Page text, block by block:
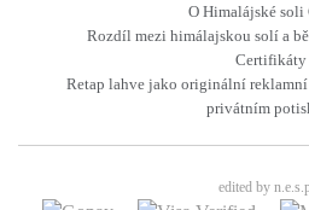
O Himalájské soli
Rozdíl mezi himálajskou solí a
Certifikáty
Retap lahve jako originální reklamní
privátním
edited by